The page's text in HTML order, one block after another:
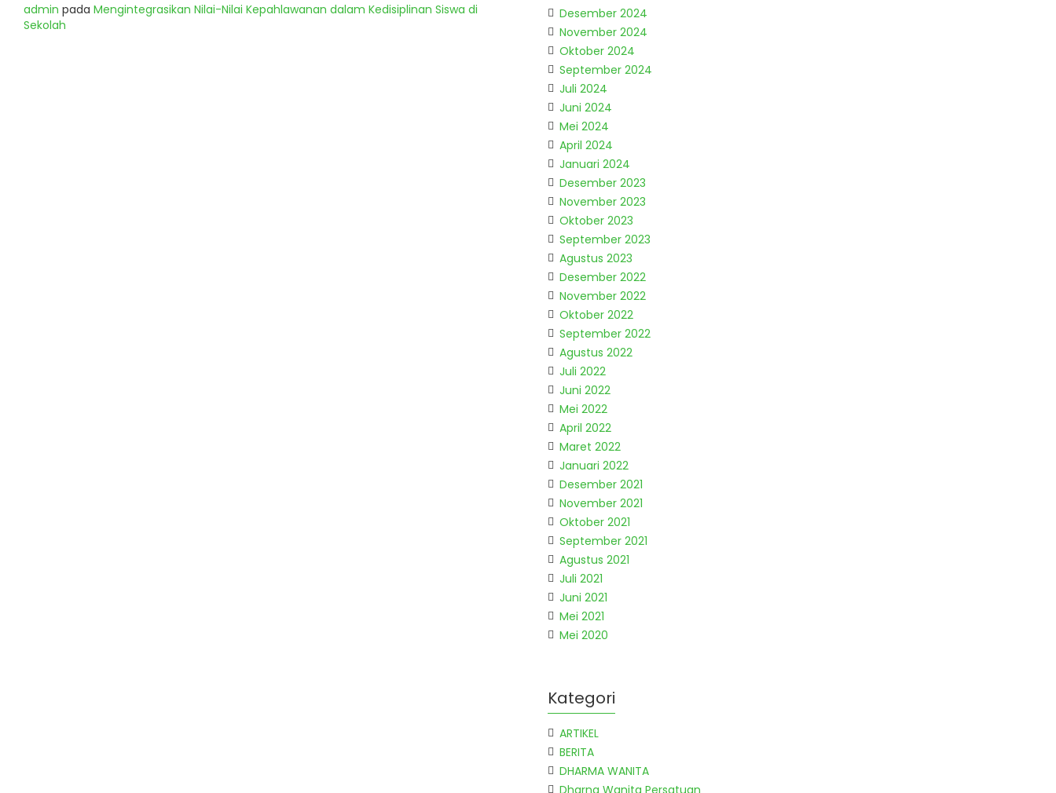
admin pada Mengintegrasikan Nilai-Nilai Kepahlawanan dalam Kedisiplinan Siswa di
Sekolah
Desember 2024
November 2024
Oktober 2024
September 2024
Juli 2024
Juni 2024
Mei 2024
April 2024
Januari 2024
Desember 2023
November 2023
Oktober 2023
September 2023
Agustus 2023
Desember 2022
November 2022
Oktober 2022
September 2022
Agustus 2022
Juli 2022
Juni 2022
Mei 2022
April 2022
Maret 2022
Januari 2022
Desember 2021
November 2021
Oktober 2021
September 2021
Agustus 2021
Juli 2021
Juni 2021
Mei 2021
Mei 2020
Kategori
ARTIKEL
BERITA
DHARMA WANITA
Dharna Wanita Persatuan